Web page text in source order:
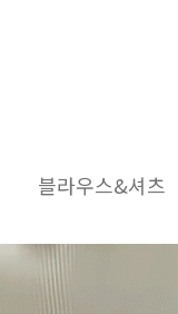
블라우스&셔츠